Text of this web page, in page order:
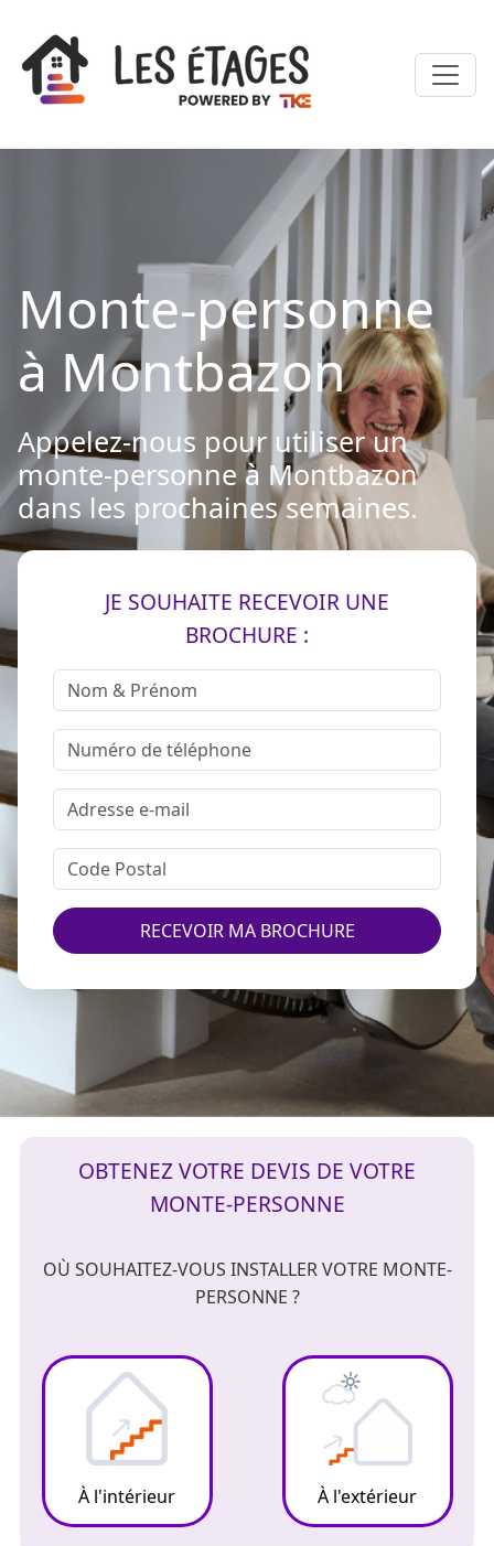
Monte-personne
à Montbazon
Appelez-nous pour utiliser un
monte-personne à Montbazon
dans les prochaines semaines.
JE SOUHAITE RECEVOIR UNE
BROCHURE :
RECEVOIR MA BROCHURE
OBTENEZ VOTRE DEVIS DE VOTRE
MONTE-PERSONNE
OÙ SOUHAITEZ-VOUS INSTALLER VOTRE MONTE-
PERSONNE ?
À l'intérieur À l'extérieur